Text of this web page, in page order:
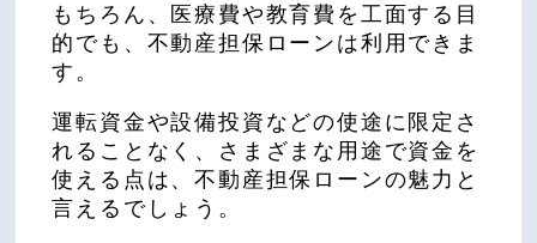
もちろん、医療費や教育費を工面する目
的でも、不動産担保ローンは利用できま
す。
運転資金や設備投資などの使途に限定さ
れることなく、さまざまな用途で資金を
使える点は、不動産担保ローンの魅力と
言えるでしょう。